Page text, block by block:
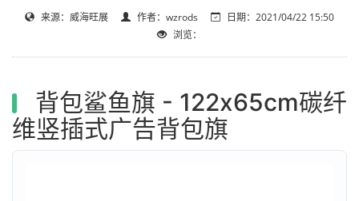
来源：威海旺展 作者：wzrods
日期：2021/04/22 15:50
浏览：
背包鲨鱼旗 - 122x65cm碳纤
维竖插式广告背包旗